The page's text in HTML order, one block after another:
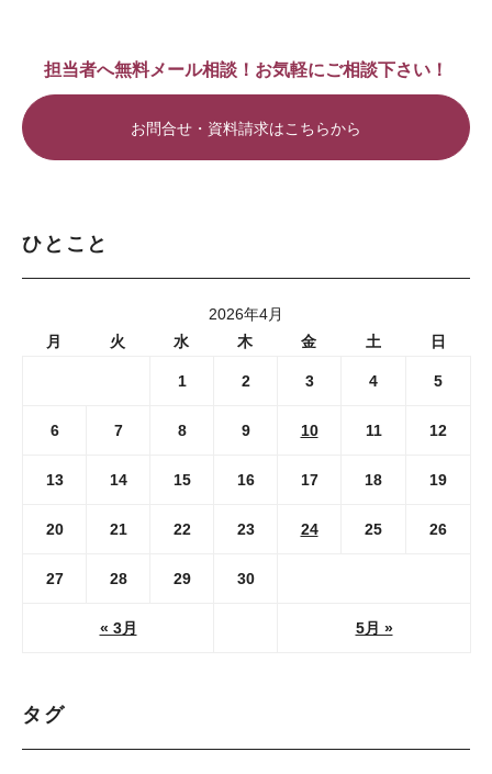
担当者へ無料メール相談！お気軽にご相談下さい！
お問合せ・資料請求はこちらから
ひとこと
2026年4月
月
火 水 木 金 土 日
« 3月 5月 »
1 2 3 4 5
6 7 8 9 10 11 12
13 14 15 16 17 18 19
20 21 22 23 24 25 26
27 28 29 30
タグ